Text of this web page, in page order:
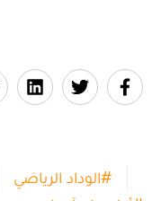
#الوداد الرياضي